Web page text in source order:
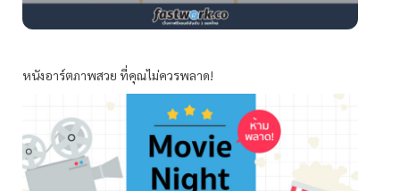
หนังอาร์ตภาพสวย ที่คุณไม่ควรพลาด!